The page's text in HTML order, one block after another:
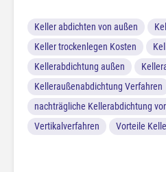
Keller abdichten von außen
Keller trockenlegen Kosten
Kellerabdichtung außen
Kelleraußenabdichtung Verfahren
nachträgliche Kellerabdichtung
Vertikalverfahren
Vorteile